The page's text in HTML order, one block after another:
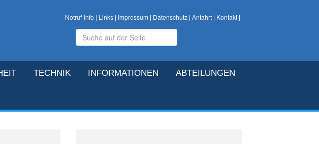
Notruf-Info | Links| Impressum | Datenschutz| Anfahrt| Kontakt|
TECHNIK INFORMATIONEN ABTEILUNGEN